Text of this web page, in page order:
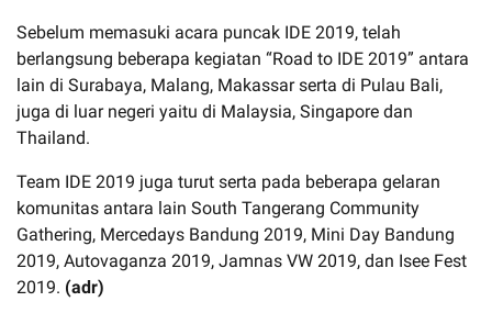
Sebelum memasuki acara puncak IDE 2019, telah
berlangsung beberapa kegiatan “Road to IDE 2019” antara
lain di Surabaya, Malang, Makassar serta di Pulau Bali,
juga di luar negeri yaitu di Malaysia, Singapore dan
Thailand.
Team IDE 2019 juga turut serta pada beberapa gelaran
komunitas antara lain South Tangerang Community
Gathering, Mercedays Bandung 2019, Mini Day Bandung
2019, Autovaganza 2019, Jamnas VW 2019, dan Isee Fest
2019. (adr)